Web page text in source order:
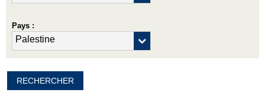
Pays :